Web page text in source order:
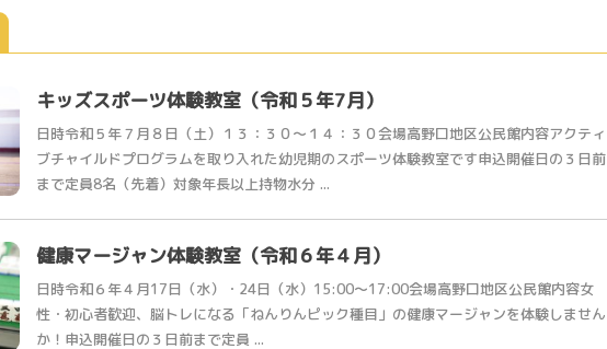
キッズスポーツ体験教室（令和５年7月）
日時令和５年７月８日（土）１３：３０～１４：３０会場高野口地区公民館内容アクティ
ブチャイルドプログラムを取り入れた幼児期のスポーツ体験教室です申込開催日の３日前
まで定員8名（先着）対象年長以上持物水分 ...
健康マージャン体験教室（令和６年４月）
日時令和６年４月17日（水）・24日（水）15:00～17:00会場高野口地区公民館内容女
性・初心者歓迎、脳トレになる「ねんりんピック種目」の健康マージャンを体験しません
か！申込開催日の３日前まで定員 ...